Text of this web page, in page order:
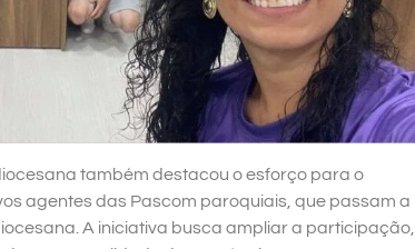
também destacou o esforço para o
agentes das Pascom paroquiais, que passam a
A iniciativa busca ampliar a participação,